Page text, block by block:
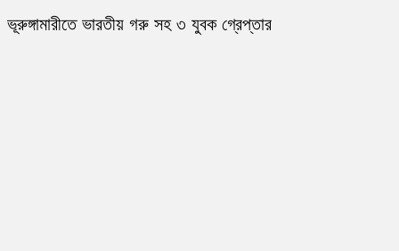
ভূরুঙ্গামারীতে ভারতীয় গরু সহ ৩ যুবক গ্রেপ্তার